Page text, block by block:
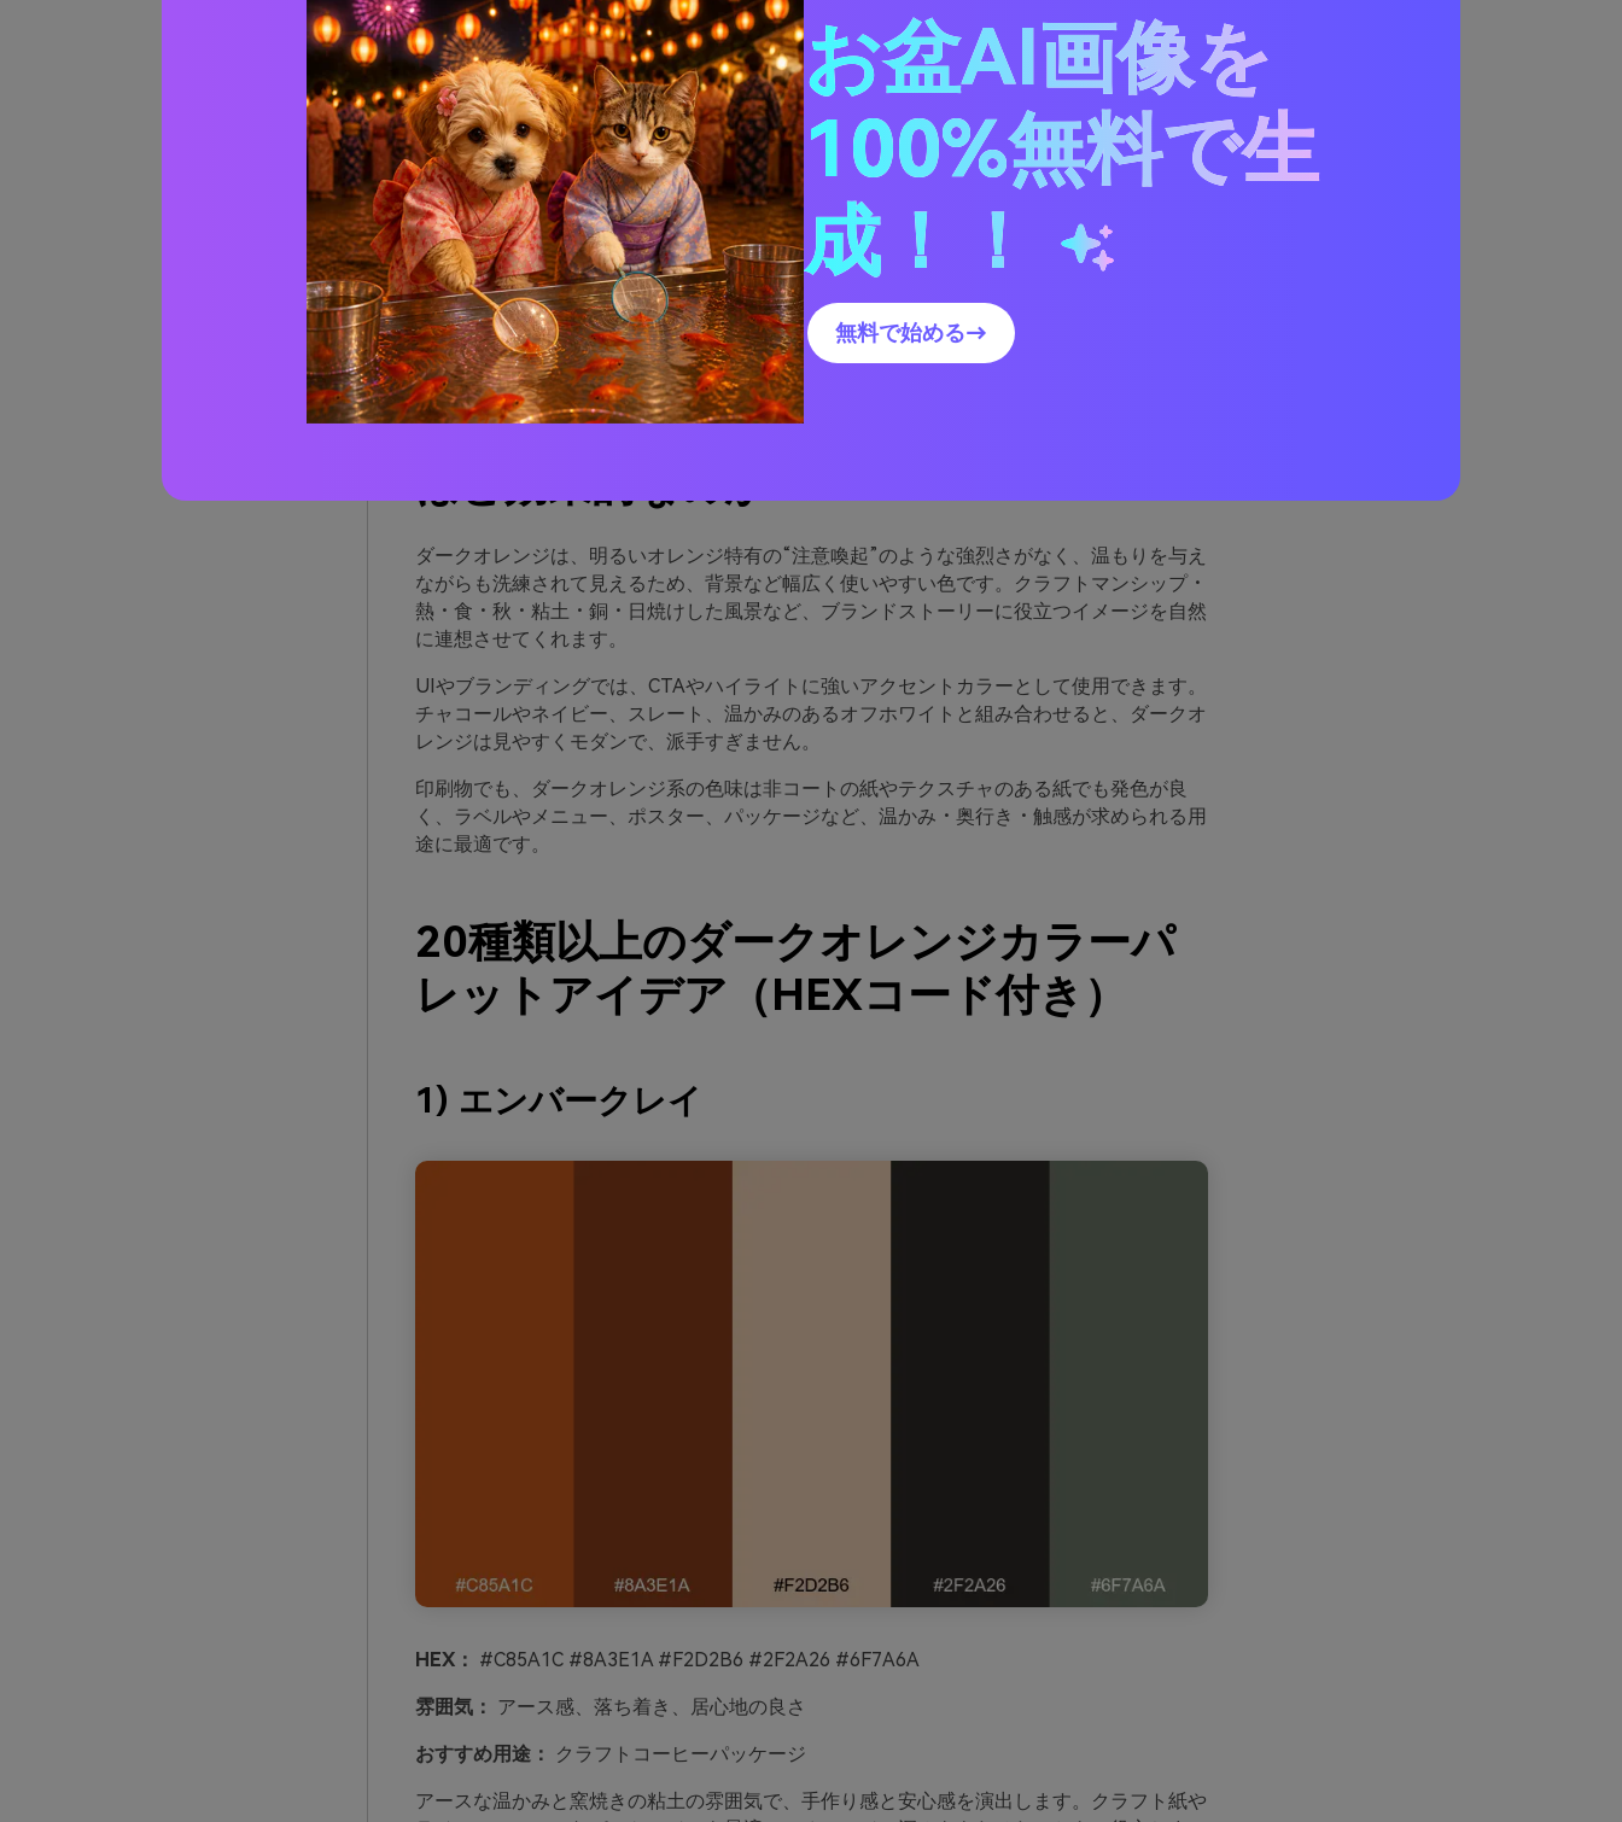
ヴィンテージポスターオレンジ
コージーキャビングロー
マリーゴールドボタニカル
クレイ＆スレート
スパイスマーケットナイト
ティールコントラストポップ
ダークオレンジと相性の良い色は？
ダークオレンジのカラーパレットを実際のデザインで使うには
AIでダークオレンジパレットビジュアルを作成する
ダークオレンジのパレットがなぜこれ
ダークオレンジは、明るいオレンジ特有の“注意喚起”のような強烈さがなく、温もりを与え
ながらも洗練されて見えるため、背景など幅広く使いやすい色です。クラフトマンシップ・
熱・食・秋・粘土・銅・日焼けした風景など、ブランドストーリーに役立つイメージを自然
に連想させてくれます。
UIやブランディングでは、CTAやハイライトに強いアクセントカラーとして使用できます。
チャコールやネイビー、スレート、温かみのあるオフホワイトと組み合わせると、ダークオ
レンジは見やすくモダンで、派手すぎません。
印刷物でも、ダークオレンジ系の色味は非コートの紙やテクスチャのある紙でも発色が良
く、ラベルやメニュー、ポスター、パッケージなど、温かみ・奥行き・触感が求められる用
途に最適です。
20種類以上のダークオレンジカラーパ
レットアイデア（HEXコード付き）
1) エンバークレイ
HEX： #C85A1C #8A3E1A #F2D2B6 #2F2A26 #6F7A6A
雰囲気： アース感、落ち着き、居心地の良さ
おすすめ用途： クラフトコーヒーパッケージ
アースな温かみと窯焼きの粘土の雰囲気で、手作り感と安心感を演出します。クラフト紙や
お盆AI画像を
100%無料で生
成！！
無料で始める→